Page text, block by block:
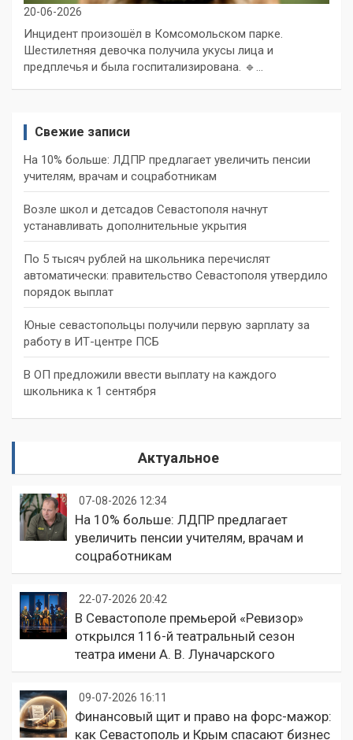
20-06-2026
Инцидент произошёл в Комсомольском парке.
Шестилетняя девочка получила укусы лица и
предплечья и была госпитализирована. 🔹…
Свежие записи
На 10% больше: ЛДПР предлагает увеличить пенсии
учителям, врачам и соцработникам
Возле школ и детсадов Севастополя начнут
устанавливать дополнительные укрытия
По 5 тысяч рублей на школьника перечислят
автоматически: правительство Севастополя утвердило
порядок выплат
Юные севастопольцы получили первую зарплату за
работу в ИТ-центре ПСБ
В ОП предложили ввести выплату на каждого
школьника к 1 сентября
Актуальное
07-08-2026 12:34
На 10% больше: ЛДПР предлагает
увеличить пенсии учителям, врачам и
соцработникам
22-07-2026 20:42
В Севастополе премьерой «Ревизор»
открылся 116-й театральный сезон
театра имени А. В. Луначарского
09-07-2026 16:11
Финансовый щит и право на форс-мажор:
как Севастополь и Крым спасают бизнес